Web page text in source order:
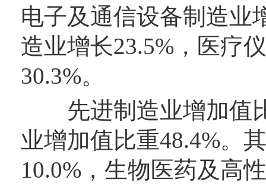
电子及通信设备制造业
造业增长23.5%，医疗
30.3%。
先进制造业增加值比
业增加值比重48.4%。
10.0%，生物医药及高